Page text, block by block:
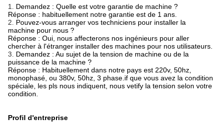
1. Demandez : Quelle est votre garantie de machine ?
Réponse : habituellement notre garantie est de 1 ans.
2. Pouvez-vous arranger vos techniciens pour installer la
machine pour nous ?
Réponse : Oui, nous affecterons nos ingénieurs pour aller
chercher à l'étranger installer des machines pour nos utilisateurs.
3. Demandez : Au sujet de la tension de machine ou de la
puissance de la machine ?
Réponse : Habituellement dans notre pays est 220v, 50hz,
monophasé, ou 380v, 50hz, 3 phase.if que vous avez la condition
spéciale, les pls nous indiquent, nous vetify la tension selon votre
condition.
Profil d'entreprise